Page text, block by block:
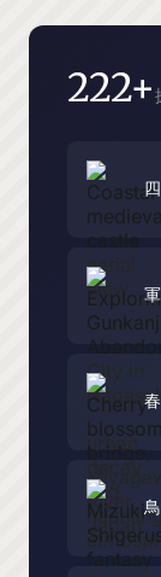
ペ
222+
春